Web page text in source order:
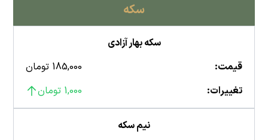
سکه
سکه بهار آزادی
قیمت:
185,000 تومان
تغییرات:
1,000 تومان
نیم سکه